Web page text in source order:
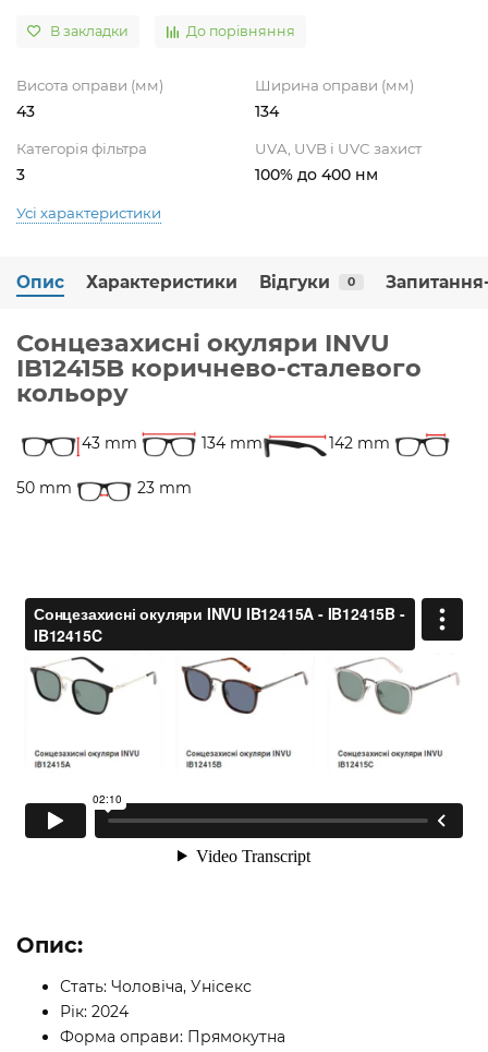
В закладки До порівняння
Висота оправи (мм)
43
Ширина оправи (мм)
134
Категорія фільтра
3
UVA, UVB і UVC захист
100% до 400 нм
Усі характеристики
Опис Характеристики Відгуки 0
Сонцезахисні окуляри INVU
IB12415B коричнево-сталевого
кольору
43 mm 134 mm 142 mm
50 mm 23 mm
Опис:
Стать: Чоловіча, Унісекс
Рік: 2024
Форма оправи: Прямокутна